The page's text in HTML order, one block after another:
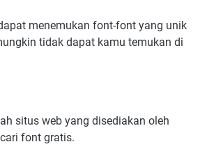
menemukan font-font yang unik
tidak dapat kamu temukan di
situs web yang disediakan oleh
font gratis.